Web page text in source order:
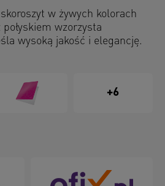
w żywych kolorach
połyskiem wzorzysta
wysoką jakość i elegancję.
+6